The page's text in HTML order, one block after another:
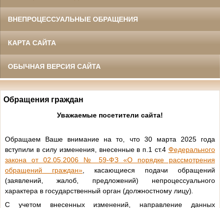
ВНЕПРОЦЕССУАЛЬНЫЕ ОБРАЩЕНИЯ
КАРТА САЙТА
ОБЫЧНАЯ ВЕРСИЯ САЙТА
Обращения граждан
Уважаемые посетители сайта!
Обращаем Ваше внимание на то, что 30 марта 2025 года
вступили в силу изменения, внесенные в п.1 ст.4 Федерального
закона от 02.05.2006 № 59-ФЗ «О порядке рассмотрения
обращений граждан» , касающиеся подачи обращений
(заявлений, жалоб, предложений) непроцессуального
характера в государственный орган (должностному лицу)
С учетом внесенных изменений, направление данных